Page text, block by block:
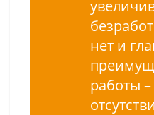
нет и
работы –